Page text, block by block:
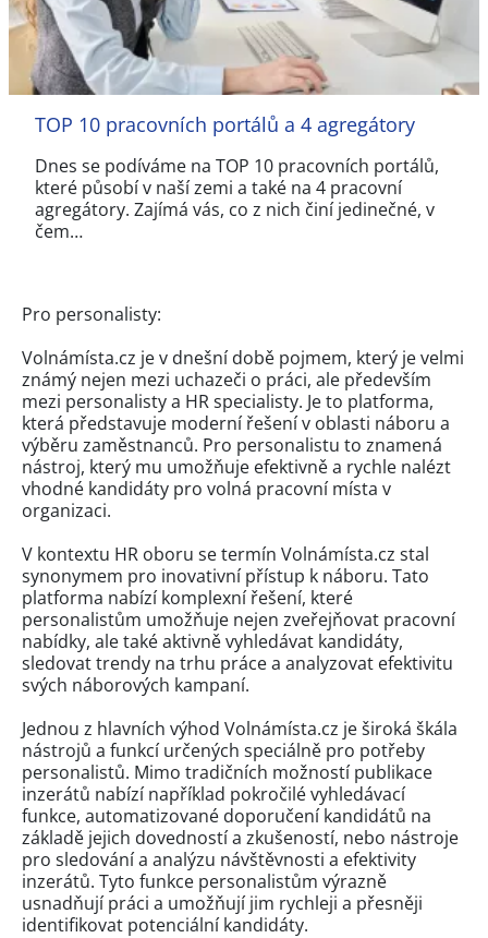
TOP 10 pracovních portálů a 4 agregátory
Dnes se podíváme na TOP 10 pracovních portálů,
které působí v naší zemi a také na 4 pracovní
agregátory. Zajímá vás, co z nich činí jedinečné, v
čem…
Pro personalisty:
Volnámísta.cz je v dnešní době pojmem, který je velmi
známý nejen mezi uchazeči o práci, ale především
mezi personalisty a HR specialisty. Je to platforma,
která představuje moderní řešení v oblasti náboru a
výběru zaměstnanců. Pro personalistu to znamená
nástroj, který mu umožňuje efektivně a rychle nalézt
vhodné kandidáty pro volná pracovní místa v
organizaci.
V kontextu HR oboru se termín Volnámísta.cz stal
synonymem pro inovativní přístup k náboru. Tato
platforma nabízí komplexní řešení, které
personalistům umožňuje nejen zveřejňovat pracovní
nabídky, ale také aktivně vyhledávat kandidáty,
sledovat trendy na trhu práce a analyzovat efektivitu
svých náborových kampaní.
Jednou z hlavních výhod Volnámísta.cz je široká škála
nástrojů a funkcí určených speciálně pro potřeby
personalistů. Mimo tradičních možností publikace
inzerátů nabízí například pokročilé vyhledávací
funkce, automatizované doporučení kandidátů na
základě jejich dovedností a zkušeností, nebo nástroje
pro sledování a analýzu návštěvnosti a efektivity
inzerátů. Tyto funkce personalistům výrazně
usnadňují práci a umožňují jim rychleji a přesněji
identifikovat potenciální kandidáty.